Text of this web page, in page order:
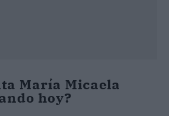
María Micaela
hoy?